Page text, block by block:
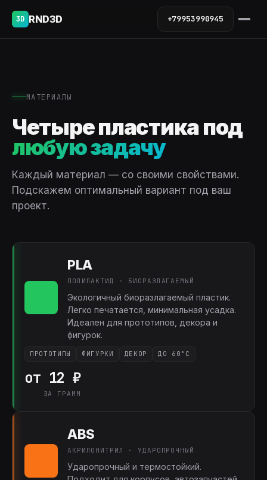
3D RND3D +79953990945
МАТЕРИАЛЫ
Четыре пластика под
любую задачу
Каждый материал — со своими свойствами.
Подскажем оптимальный вариант под ваш
проект.
PLA
ПОЛИЛАКТИД · БИОРАЗЛАГАЕМЫЙ
Экологичный биоразлагаемый пластик.
Легко печатается, минимальная усадка.
Идеален для прототипов, декора и
фигурок.
ПРОТОТИПЫ ФИГУРКИ ДЕКОР ДО 60°C
от 12 ₽
ЗА ГРАММ
ABS
АКРИЛОНИТРИЛ · УДАРОПРОЧНЫЙ
Ударопрочный и термостойкий.